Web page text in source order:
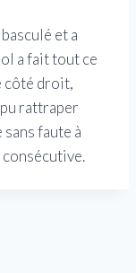
et a
a fait tout ce
côté droit,
pu rattraper
faute à
consécutive.